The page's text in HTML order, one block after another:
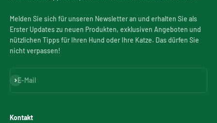
Melden Sie sich für unseren Newsletter an und erhalten Sie als
Erster Updates zu neuen Produkten, exklusiven Angeboten und
nützlichen Tipps für Ihren Hund oder Ihre Katze. Das dürfen Sie
nicht verpassen!
E-Mail
Abonnieren
Kontakt